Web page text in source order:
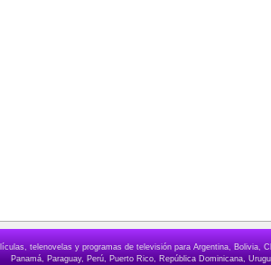
telenovelas y programas de televisión para Argentina,
Panamá, Paraguay, Perú, Puerto Rico, República Dominicana,